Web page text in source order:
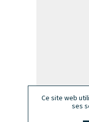
Ce site web
ses